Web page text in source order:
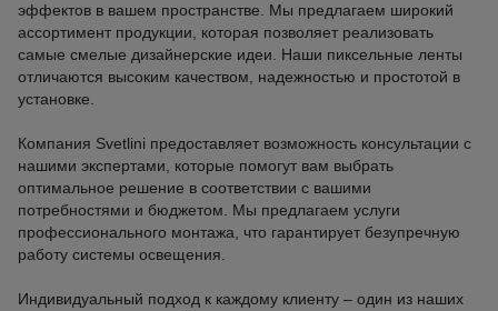
эффектов в вашем пространстве. Мы предлагаем широкий
ассортимент продукции, которая позволяет реализовать
самые смелые дизайнерские идеи. Наши пиксельные ленты
отличаются высоким качеством, надежностью и простотой в
установке.
Компания Svetlini предоставляет возможность консультации с
нашими экспертами, которые помогут вам выбрать
оптимальное решение в соответствии с вашими
потребностями и бюджетом. Мы предлагаем услуги
профессионального монтажа, что гарантирует безупречную
работу системы освещения.
Индивидуальный подход к каждому клиенту – один из наших